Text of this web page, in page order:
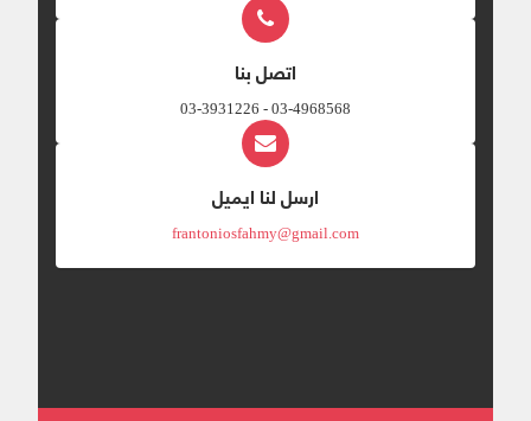
اتصل بنا
03-4968568 - 03-3931226
ارسل لنا ايميل
frantoniosfahmy@gmail.com